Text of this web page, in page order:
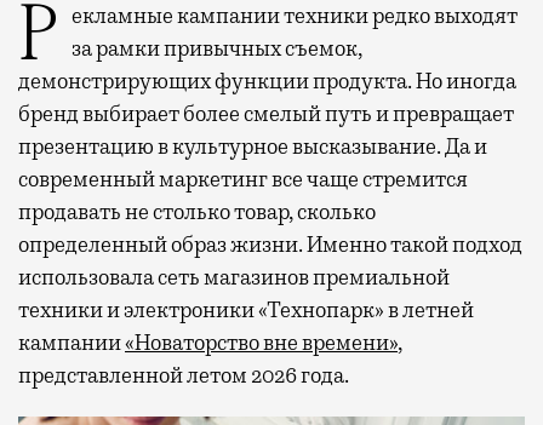
Рекламные кампании техники редко выходят
за рамки привычных съемок,
демонстрирующих функции продукта. Но иногда
бренд выбирает более смелый путь и превращает
презентацию в культурное высказывание. Да и
современный маркетинг все чаще стремится
продавать не столько товар, сколько
определенный образ жизни. Именно такой подход
использовала сеть магазинов премиальной
техники и электроники «Технопарк» в летней
кампании«Новаторство вне времени»,
представленной летом 2026 года.